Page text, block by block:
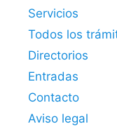
Servicios
Todos los
Directorios
Entradas
Contacto
Aviso legal